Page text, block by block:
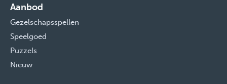
Aanbod
Gezelschapsspellen
Speelgoed
Puzzels
Nieuw